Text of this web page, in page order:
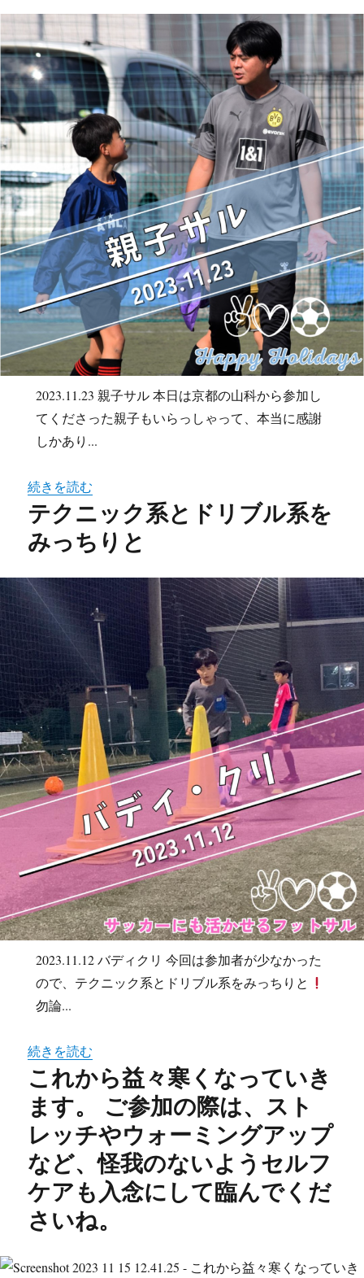
2023.11.23 親子サル 本日は京都の山科から参加し
てくださった親子もいらっしゃって、本当に感謝
しかあり...
続きを読む
テクニック系とドリブル系を
みっちりと
2023.11.12 バディクリ 今回は参加者が少なかった
ので、テクニック系とドリブル系をみっちりと
勿論...
続きを読む
これから益々寒くなっていき
ます。 ご参加の際は、スト
レッチやウォーミングアップ
など、怪我のないようセルフ
ケアも入念にして臨んでくだ
さいね。